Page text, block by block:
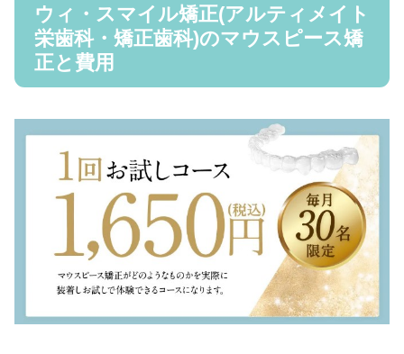
ウィ・スマイル矯正(アルティメイト
栄歯科・矯正歯科)のマウスピース矯
正と費用